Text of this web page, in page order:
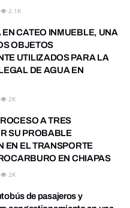
2.1K
CATEO INMUEBLE, UNA
OBJETOS
UTILIZADOS PARA LA
DE AGUA EN
2K
A TRES
SU PROBABLE
EN EL TRANSPORTE
EN CHIAPAS
2K
de pasajeros y